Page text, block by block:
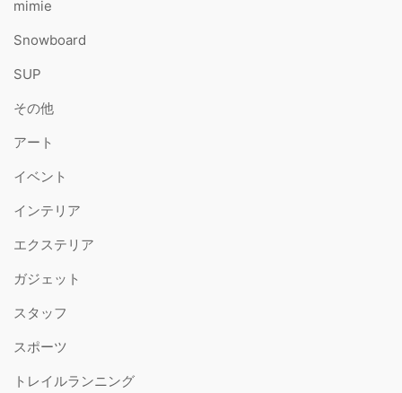
mimie
Snowboard
SUP
その他
アート
イベント
インテリア
エクステリア
ガジェット
スタッフ
スポーツ
トレイルランニング